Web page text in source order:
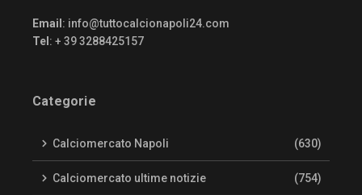
Email : info@tuttocalcionapoli24.com
Tel : + 39 3288425157
Categorie
Calciomercato Napoli (630)
Calciomercato ultime notizie (754)